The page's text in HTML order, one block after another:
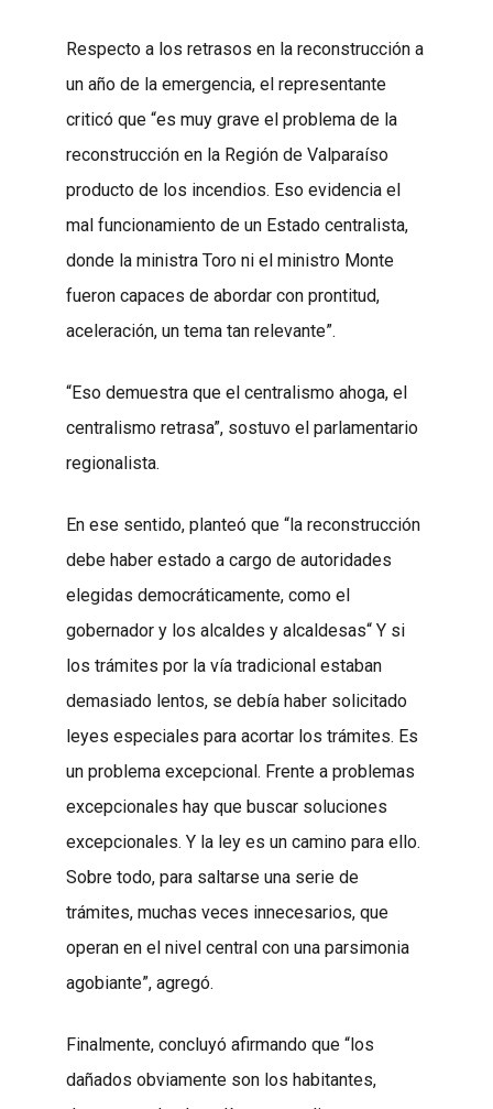
Respecto a los retrasos en la reconstrucción a
un año de la emergencia, el representante
criticó que “es muy grave el problema de la
reconstrucción en la Región de Valparaíso
producto de los incendios. Eso evidencia el
mal funcionamiento de un Estado centralista,
donde la ministra Toro ni el ministro Monte
fueron capaces de abordar con prontitud,
aceleración, un tema tan relevante”.
“Eso demuestra que el centralismo ahoga, el
centralismo retrasa”, sostuvo el parlamentario
regionalista.
En ese sentido, planteó que “la reconstrucción
debe haber estado a cargo de autoridades
elegidas democráticamente, como el
gobernador y los alcaldes y alcaldesas“ Y si
los trámites por la vía tradicional estaban
demasiado lentos, se debía haber solicitado
leyes especiales para acortar los trámites. Es
un problema excepcional. Frente a problemas
excepcionales hay que buscar soluciones
excepcionales. Y la ley es un camino para ello.
Sobre todo, para saltarse una serie de
trámites, muchas veces innecesarios, que
operan en el nivel central con una parsimonia
agobiante”, agregó.
Finalmente, concluyó afirmando que “los
dañados obviamente son los habitantes,